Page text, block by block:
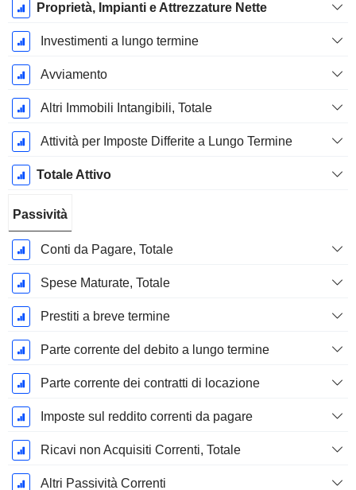
Proprietà, Impianti e Attrezzature Nette
Investimenti a lungo termine
Avviamento
Altri Immobili Intangibili, Totale
Attività per Imposte Differite a Lungo Termine
Totale Attivo
Passività
Conti da Pagare, Totale
Spese Maturate, Totale
Prestiti a breve termine
Parte corrente del debito a lungo termine
Parte corrente dei contratti di locazione
Imposte sul reddito correnti da pagare
Ricavi non Acquisiti Correnti, Totale
Altri Passività Correnti